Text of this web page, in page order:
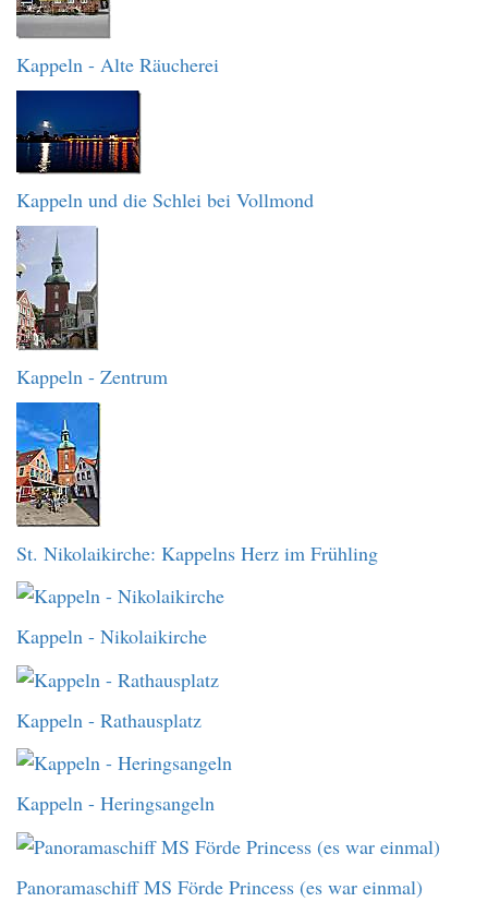
Kappeln - Alte Räucherei
Kappeln und die Schlei bei Vollmond
Kappeln - Zentrum
St. Nikolaikirche: Kappelns Herz im Frühling
Kappeln - Nikolaikirche
Kappeln - Rathausplatz
Kappeln - Heringsangeln
Panoramaschiff MS Förde Princess (es war einmal)